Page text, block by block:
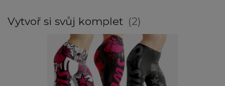
Vytvoř si svůj komplet 2